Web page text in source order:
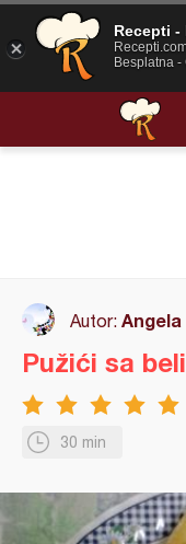
Autor: Angela
30 min
Pužići sa
Recepti -
Besplatna